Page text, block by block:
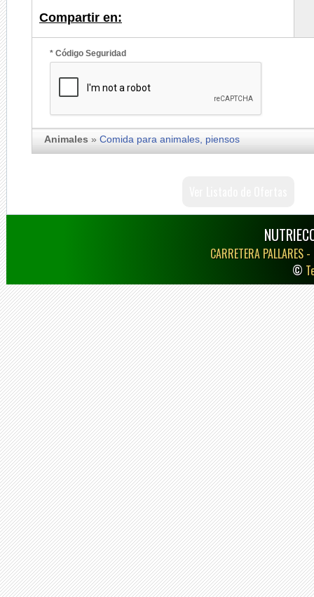
Compartir en:
* Código Seguridad
Animales » Comida para animales, piensos
CARRETERA
©